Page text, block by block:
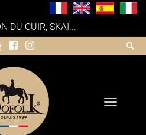
DU CUIR, SKAÏ...
Toggle